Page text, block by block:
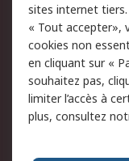
Legal
Politique de
Politique de
des données -
jour
sites internet
« Tout accepter»,
cookies non
en cliquant sur «
souhaitez pas,
limiter l’accès à
plus, consultez